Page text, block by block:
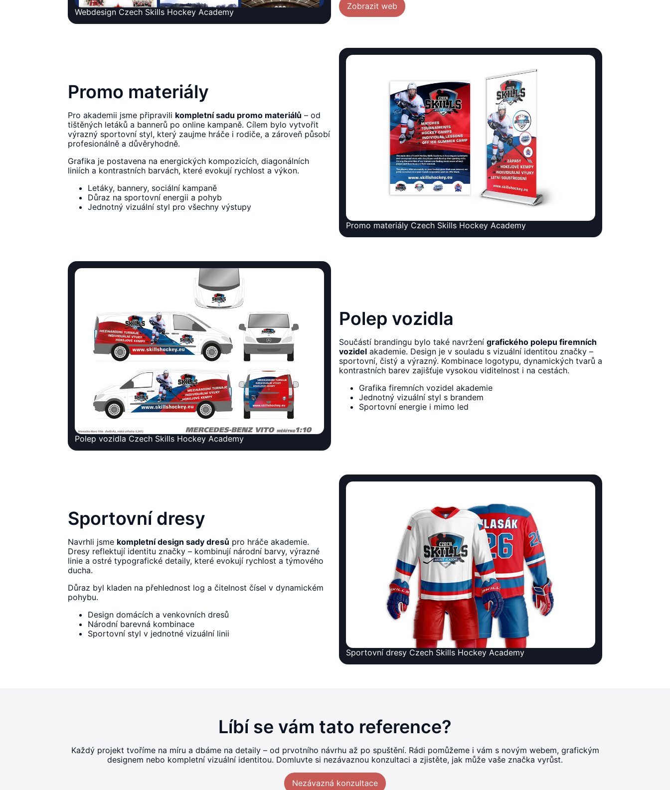
Webdesign Czech Skills Hockey Academy
Zobrazit web
Promo materiály
Pro akademii jsme připravili kompletní sadu promo materiálů – od
tištěných letáků a bannerů po online kampaně. Cílem bylo vytvořit
výrazný sportovní styl, který zaujme hráče i rodiče, a zároveň působí
profesionálně a důvěryhodně.
Grafika je postavena na energických kompozicích, diagonálních
liniích a kontrastních barvách, které evokují rychlost a výkon.
Letáky, bannery, sociální kampaně
Důraz na sportovní energii a pohyb
Jednotný vizuální styl pro všechny výstupy
Promo materiály Czech Skills Hockey Academy
Polep vozidla Czech Skills Hockey Academy
Polep vozidla
Součástí brandingu bylo také navržení grafického polepu firemních
vozidel akademie. Design je v souladu s vizuální identitou značky –
sportovní, čistý a výrazný. Kombinace logotypu, dynamických tvarů a
kontrastních barev zajišťuje vysokou viditelnost i na cestách.
Grafika firemních vozidel akademie
Jednotný vizuální styl s brandem
Sportovní energie i mimo led
Sportovní dresy
Navrhli jsme kompletní design sady dresů pro hráče akademie.
Dresy reflektují identitu značky – kombinují národní barvy, výrazné
linie a ostré typografické detaily, které evokují rychlost a týmového
ducha.
Důraz byl kladen na přehlednost log a čitelnost čísel v dynamickém
pohybu.
Design domácích a venkovních dresů
Národní barevná kombinace
Sportovní styl v jednotné vizuální linii
Sportovní dresy Czech Skills Hockey Academy
Líbí se vám tato reference?
Každý projekt tvoříme na míru a dbáme na detaily – od prvotního návrhu až po spuštění. Rádi pomůžeme i vám s novým webem, grafickým
designem nebo kompletní vizuální identitou. Domluvte si nezávaznou konzultaci a zjistěte, jak může vaše značka vyrůst.
Nezávazná konzultace